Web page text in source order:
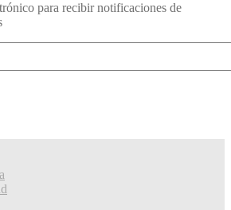
para recibir notificaciones de